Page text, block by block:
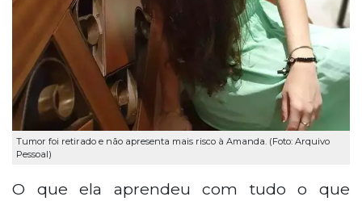
Tumor foi retirado e não apresenta mais risco à Amanda. (Foto: Arquivo
Pessoal)
O que ela aprendeu com tudo o que